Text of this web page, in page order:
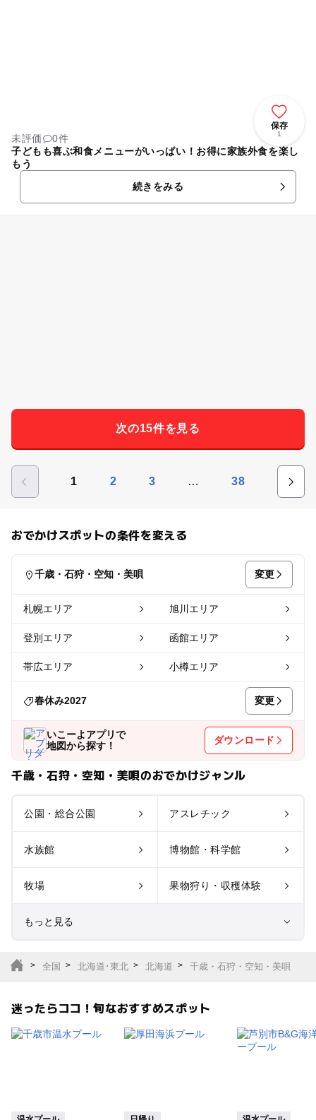
保存
1
未評価
0件
子どもも喜ぶ和食メニューがいっぱい！お得に家族外食を楽し
もう
続きをみる
次の15件を見る
1 2 3 … 38
おでかけスポットの条件を変える
千歳・石狩・空知・美唄 変更
札幌エリア 旭川エリア
登別エリア 函館エリア
帯広エリア 小樽エリア
春休み2027 変更
いこーよアプリで
地図から探す！
ダウンロード
千歳・石狩・空知・美唄のおでかけジャンル
公園・総合公園 アスレチック
水族館 博物館・科学館
牧場 果物狩り・収穫体験
もっと見る
サファリパーク
植物園・フラワーパー
ク
釣り
全国 北海道･東北 北海道 千歳・石狩・空知・美唄
迷ったらココ！旬なおすすめスポット